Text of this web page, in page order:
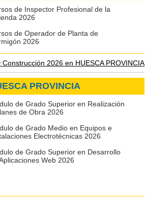
de Inspector Profesional de la
2026
de Operador de Planta de
2026
Construcción 2026 en HUESCA PROVINCIA
PROVINCIA
de Grado Superior en Realización
de Obra 2026
de Grado Medio en Equipos e
Electrotécnicas 2026
de Grado Superior en Desarrollo
Web 2026